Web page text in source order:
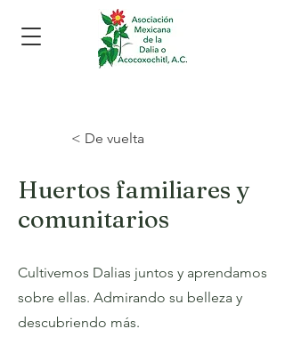
< De vuelta
Huertos familiares y
comunitarios
Cultivemos Dalias juntos y aprendamos
sobre ellas. Admirando su belleza y
descubriendo más.